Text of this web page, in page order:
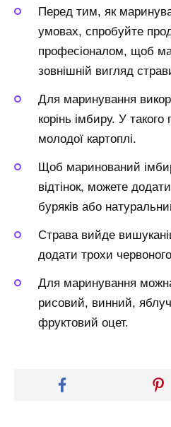
Перед тим, як
умовах, спробуйте
професіоналом, щоб
зовнішній вигляд
Для маринування
корінь імбиру. У такого
молодої картоплі.
Щоб маринований
відтінок, можете
буряків або
Страва вийде
додати трохи
Для маринування
рисовий, винний,
фруктовий оцет.